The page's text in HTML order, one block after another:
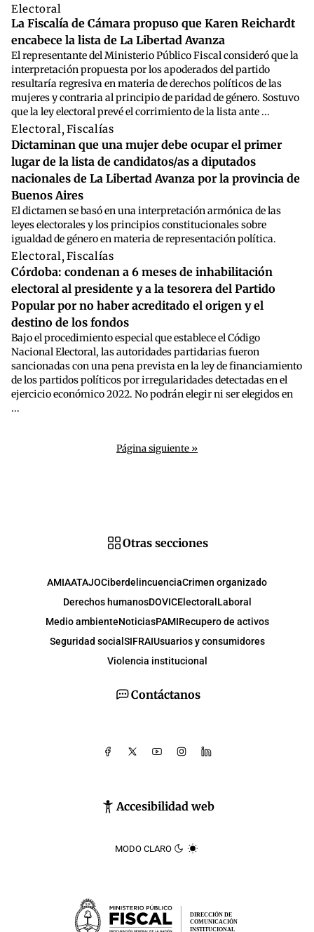
Electoral
La Fiscalía de Cámara propuso que Karen Reichardt
encabece la lista de La Libertad Avanza
El representante del Ministerio Público Fiscal consideró que la
interpretación propuesta por los apoderados del partido
resultaría regresiva en materia de derechos políticos de las
mujeres y contraria al principio de paridad de género. Sostuvo
que la ley electoral prevé el corrimiento de la lista ante ...
Electoral , Fiscalías
Dictaminan que una mujer debe ocupar el primer
lugar de la lista de candidatos/as a diputados
nacionales de La Libertad Avanza por la provincia de
Buenos Aires
El dictamen se basó en una interpretación armónica de las
leyes electorales y los principios constitucionales sobre
igualdad de género en materia de representación política.
Electoral , Fiscalías
Córdoba: condenan a 6 meses de inhabilitación
electoral al presidente y a la tesorera del Partido
Popular por no haber acreditado el origen y el
destino de los fondos
Bajo el procedimiento especial que establece el Código
Nacional Electoral, las autoridades partidarias fueron
sancionadas con una pena prevista en la ley de financiamiento
de los partidos políticos por irregularidades detectadas en el
ejercicio económico 2022. No podrán elegir ni ser elegidos en
...
Página siguiente »
Contáctanos
Accesibilidad web
MODO CLARO
Otras secciones
AMIAATAJOCiberdelincuenciaCrimen organizado
Derechos humanosDOVICElectoral Laboral
Medio ambienteNoticiasPAMIRecupero de activos
Seguridad social SIFRAIUsuarios y consumidores
Violencia institucional
DIRECCIÓN DE
COMUNICACIÓN
INSTITUCIONAL